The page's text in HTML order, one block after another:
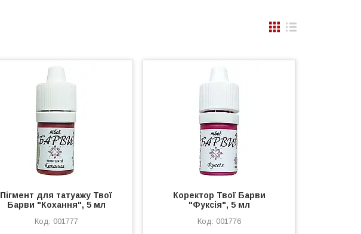
Пігмент для татуажу Твої
Барви "Кохання", 5 мл
001777
Коректор Твої Барви
"Фуксія", 5 мл
001776